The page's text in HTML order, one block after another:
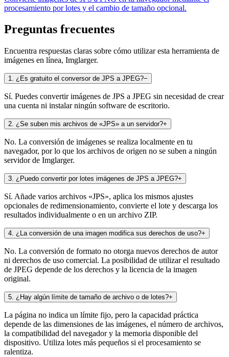
procesamiento por lotes y el cambio de tamaño opcional.
Preguntas frecuentes
Encuentra respuestas claras sobre cómo utilizar esta herramienta de
imágenes en línea, Imglarger.
1. ¿Es gratuito el conversor de JPS a JPEG?−
Sí. Puedes convertir imágenes de JPS a JPEG sin necesidad de crear
una cuenta ni instalar ningún software de escritorio.
2. ¿Se suben mis archivos de «JPS» a un servidor?+
No. La conversión de imágenes se realiza localmente en tu
navegador, por lo que los archivos de origen no se suben a ningún
servidor de Imglarger.
3. ¿Puedo convertir por lotes imágenes de JPS a JPEG?+
Sí. Añade varios archivos «JPS», aplica los mismos ajustes
opcionales de redimensionamiento, convierte el lote y descarga los
resultados individualmente o en un archivo ZIP.
4. ¿La conversión de una imagen modifica sus derechos de uso?+
No. La conversión de formato no otorga nuevos derechos de autor
ni derechos de uso comercial. La posibilidad de utilizar el resultado
de JPEG depende de los derechos y la licencia de la imagen
original.
5. ¿Hay algún límite de tamaño de archivo o de lotes?+
La página no indica un límite fijo, pero la capacidad práctica
depende de las dimensiones de las imágenes, el número de archivos,
la compatibilidad del navegador y la memoria disponible del
dispositivo. Utiliza lotes más pequeños si el procesamiento se
ralentiza.